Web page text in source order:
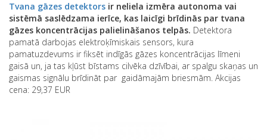
Tvana gāzes detektors ir neliela izmēra autonoma vai
sistēmā saslēdzama ierīce, kas laicīgi brīdinās par tvana
gāzes koncentrācijas palielināšanos telpās. Detektora
pamatā darbojas elektroķīmiskais sensors, kura
pamatuzdevums ir fiksēt indīgās gāzes koncentrācijas līmeni
gaisā un, ja tas kļūst bīstams cilvēka dzīvībai, ar spalgu skaņas un
gaismas signālu brīdināt par gaidāmajām briesmām. Akcijas
cena: 29,37 EUR